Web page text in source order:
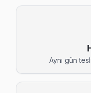
Gültepe
Gültepe'de
Gültepe Yumatu
Gürsel Yumatu
Aynı gün